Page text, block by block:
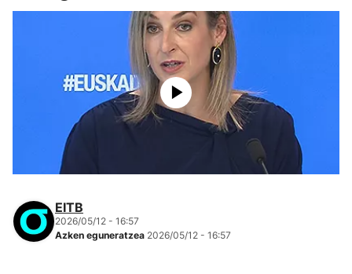
EITB
2026/05/12 - 16:57
Azken eguneratzea 2026/05/12 - 16:57